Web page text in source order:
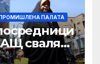
ПАЛАТА
свалят
мир